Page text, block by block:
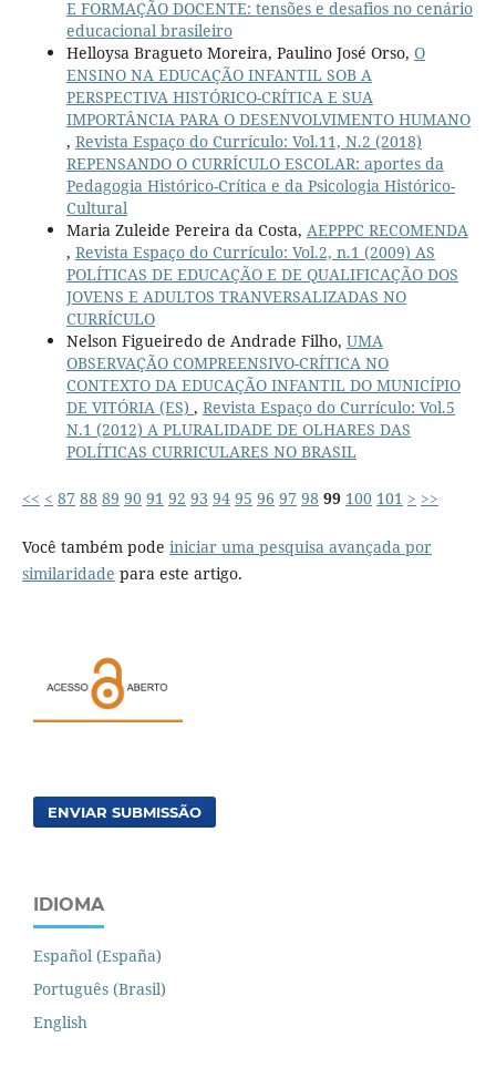
E FORMAÇÃO DOCENTE: tensões e desafios no cenário
educacional brasileiro
Helloysa Bragueto Moreira, Paulino José Orso, O
ENSINO NA EDUCAÇÃO INFANTIL SOB A
PERSPECTIVA HISTÓRICO-CRÍTICA E SUA
IMPORTÂNCIA PARA O DESENVOLVIMENTO HUMANO
, Revista Espaço do Currículo: Vol.11, N.2 (2018)
REPENSANDO O CURRÍCULO ESCOLAR: aportes da
Pedagogia Histórico-Crítica e da Psicologia Histórico-
Cultural
Maria Zuleide Pereira da Costa, AEPPPC RECOMENDA
, Revista Espaço do Currículo: Vol.2, n.1 (2009) AS
POLÍTICAS DE EDUCAÇÃO E DE QUALIFICAÇÃO DOS
JOVENS E ADULTOS TRANVERSALIZADAS NO
CURRÍCULO
Nelson Figueiredo de Andrade Filho, UMA
OBSERVAÇÃO COMPREENSIVO-CRÍTICA NO
CONTEXTO DA EDUCAÇÃO INFANTIL DO MUNICÍPIO
DE VITÓRIA (ES) , Revista Espaço do Currículo: Vol.5
N.1 (2012) A PLURALIDADE DE OLHARES DAS
POLÍTICAS CURRICULARES NO BRASIL
<< < 87 88 89 90 91 92 93 94 95 96 97 98 99 100 101 > >>
Você também pode iniciar uma pesquisa avançada por
similaridade para este artigo.
ENVIAR SUBMISSÃO
IDIOMA
Español (España)
Português (Brasil)
English